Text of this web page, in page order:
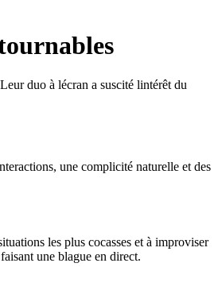
duo à lécran a suscité lintérêt du
une complicité naturelle et des
les plus cocasses et à improviser
une blague en direct.